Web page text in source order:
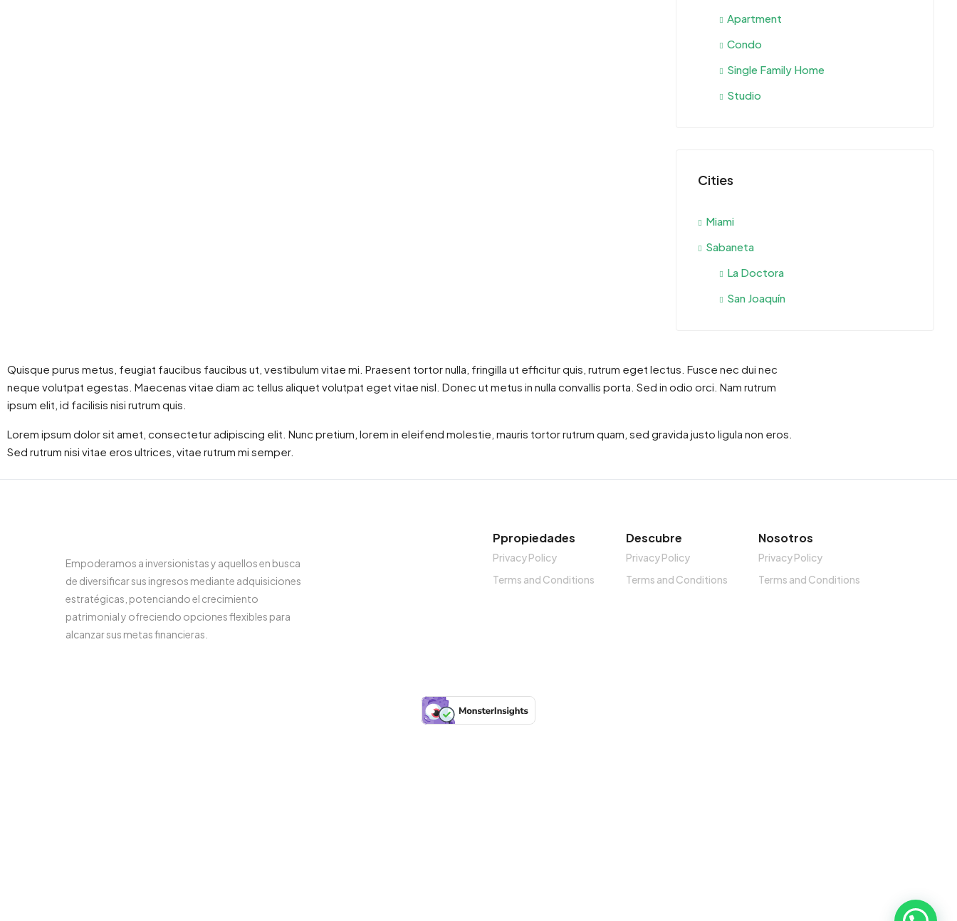
Apartment
Condo
Single Family Home
Studio
Cities
Miami
Sabaneta
La Doctora
San Joaquín
Quisque purus metus, feugiat faucibus faucibus ut, vestibulum vitae mi. Praesent tortor nulla, fringilla ut efficitur quis, rutrum eget lectus. Fusce nec dui nec
neque volutpat egestas. Maecenas vitae diam ac tellus aliquet volutpat eget vitae nisl. Donec ut metus in nulla convallis porta. Sed in odio orci. Nam rutrum
ipsum elit, id facilisis nisi rutrum quis.
Lorem ipsum dolor sit amet, consectetur adipiscing elit. Nunc pretium, lorem in eleifend molestie, mauris tortor rutrum quam, sed gravida justo ligula non eros.
Sed rutrum nisi vitae eros ultrices, vitae rutrum mi semper.
Empoderamos a inversionistas y aquellos en busca
de diversificar sus ingresos mediante adquisiciones
estratégicas, potenciando el crecimiento
patrimonial y ofreciendo opciones flexibles para
alcanzar sus metas financieras.
Ppropiedades
Privacy Policy
Terms and Conditions
Descubre
Privacy Policy
Terms and Conditions
Nosotros
Privacy Policy
Terms and Conditions